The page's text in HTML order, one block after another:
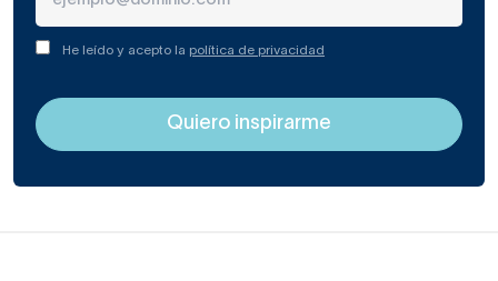
He leído y acepto la política de privacidad